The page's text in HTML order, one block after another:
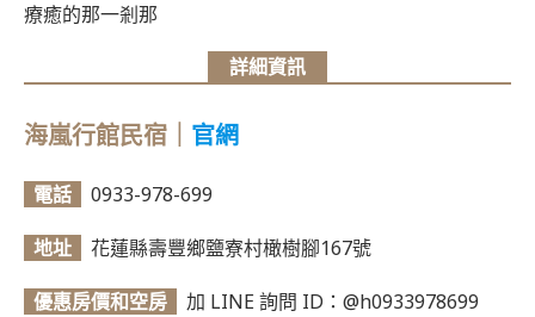
療癒的那一剎那
詳細資訊
海嵐行館民宿｜ 官網
電話 0933-978-699
地址 花蓮縣壽豐鄉鹽寮村橄樹腳167號
優惠房價和空房 加 LINE 詢問 ID：@h0933978699